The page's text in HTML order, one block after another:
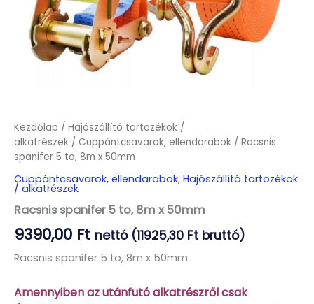
Kezdőlap / Hajószállító tartozékok /
alkatrészek / Cuppántcsavarok, ellendarabok / Racsnis
spanifer 5 to, 8m x 50mm
Cuppántcsavarok, ellendarabok, Hajószállító tartozékok
/ alkatrészek
Racsnis spanifer 5 to, 8m x 50mm
9390,00 Ft nettó (11925,30 Ft bruttó)
Racsnis spanifer 5 to, 8m x 50mm
Amennyiben az utánfutó alkatrészről csak